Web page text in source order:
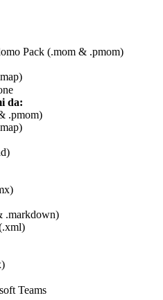
Pack (.mom & .pmom)
da:
.pmom)
.markdown)
Teams